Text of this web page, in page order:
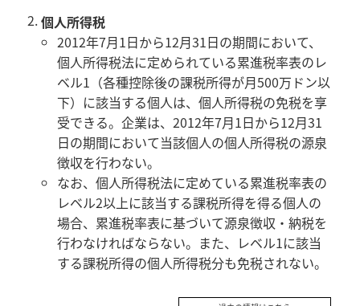
個人所得税
2012年7月1日から12月31日の期間において、
個人所得税法に定められている累進税率表のレ
ベル1（各種控除後の課税所得が月500万ドン以
下）に該当する個人は、個人所得税の免税を享
受できる。企業は、2012年7月1日から12月31
日の期間において当該個人の個人所得税の源泉
徴収を行わない。
なお、個人所得税法に定めている累進税率表の
レベル2以上に該当する課税所得を得る個人の
場合、累進税率表に基づいて源泉徴収・納税を
行わなければならない。また、レベル1に該当
する課税所得の個人所得税分も免税されない。